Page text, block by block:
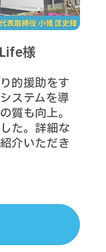
様
的援助をす
ステムを導
質も向上。
た。詳細な
介いただき